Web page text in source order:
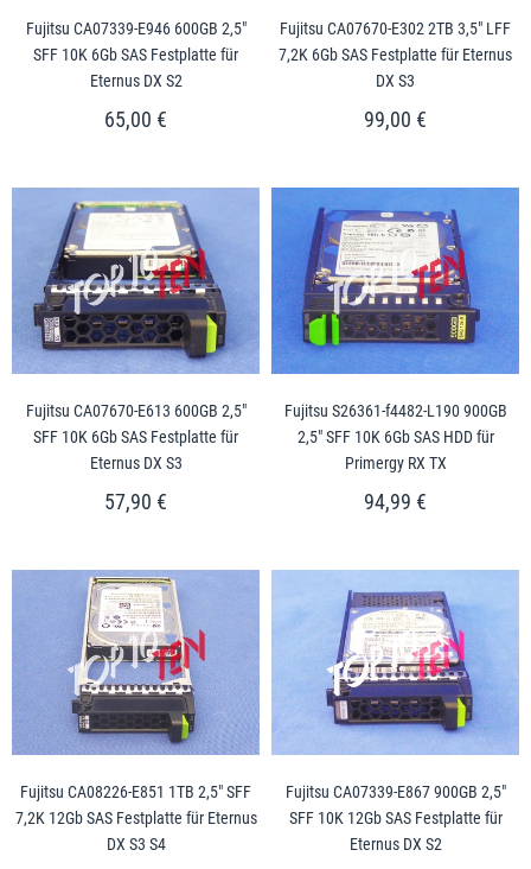
Fujitsu CA07339-E946 600GB 2,5"
SFF 10K 6Gb SAS Festplatte für
Eternus DX S2
65,00 €
Fujitsu CA07670-E302 2TB 3,5" LFF
7,2K 6Gb SAS Festplatte für Eternus
DX S3
99,00 €
Fujitsu CA07670-E613 600GB 2,5"
SFF 10K 6Gb SAS Festplatte für
Eternus DX S3
57,90 €
Fujitsu S26361-f4482-L190 900GB
2,5" SFF 10K 6Gb SAS HDD für
Primergy RX TX
94,99 €
Fujitsu CA08226-E851 1TB 2,5" SFF
7,2K 12Gb SAS Festplatte für Eternus
DX S3 S4
Fujitsu CA07339-E867 900GB 2,5"
SFF 10K 12Gb SAS Festplatte für
Eternus DX S2